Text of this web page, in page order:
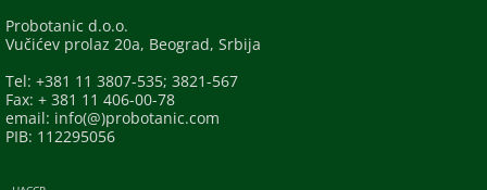
Probotanic d.o.o.
Vučićev prolaz 20a, Beograd, Srbija
Tel: +381 11 3807-535; 3821-567
Fax: + 381 11 406-00-78
email: info(@)probotanic.com
PIB: 112295056